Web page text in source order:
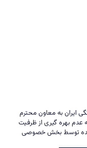
ایران به معاون محترم
بهره گیری از ظرفیت
شده توسط بخش خصوصی